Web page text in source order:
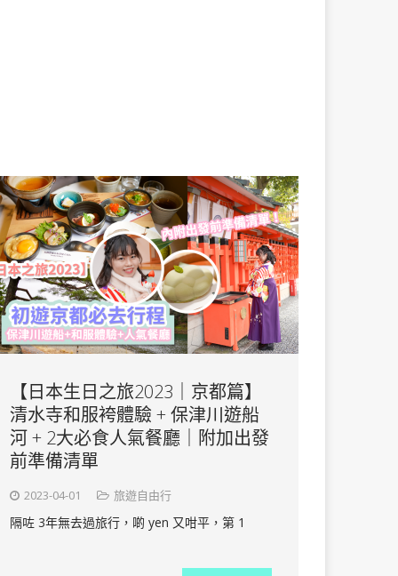
【日本生日之旅2023｜京都篇】
清水寺和服袴體驗 + 保津川遊船
河 + 2大必食人氣餐廳｜附加出發
前準備清單
2023-04-01 旅遊自由行
隔咗 3年無去過旅行，啲 yen 又咁平，第 1